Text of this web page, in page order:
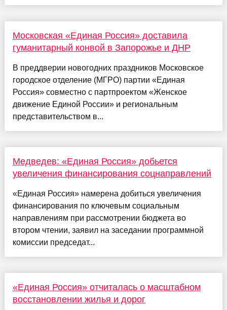
Московская «Единая Россия» доставила
гуманитарный конвой в Запорожье и ДНР
В преддверии новогодних праздников Московское
городское отделение (МГРО) партии «Единая
Россия» совместно с партпроектом «Женское
движение Единой России» и региональным
представительством в...
Медведев: «Единая Россия» добьется
увеличения финансирования соцнаправлений
«Единая Россия» намерена добиться увеличения
финансирования по ключевым социальным
направлениям при рассмотрении бюджета во
втором чтении, заявил на заседании программной
комиссии председат...
«Единая Россия» отчиталась о масштабном
восстановлении жилья и дорог